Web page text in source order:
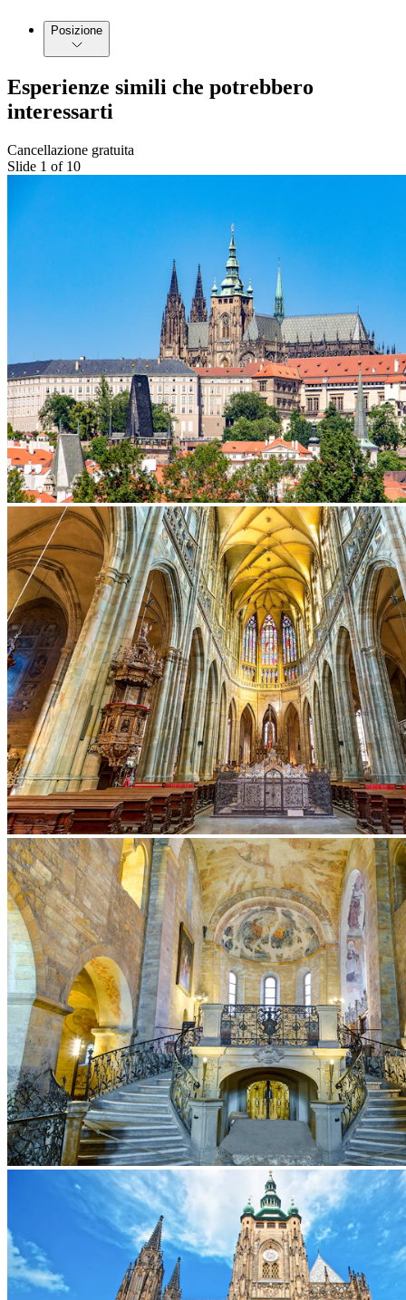
Posizione
Esperienze simili che potrebbero
interessarti
Cancellazione gratuita
Slide 1 of 10